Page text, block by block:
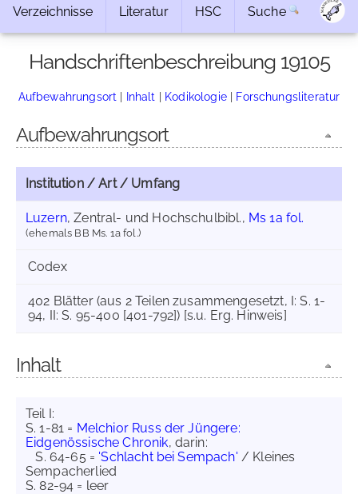
Verzeichnisse Literatur HSC Suche
Handschriftenbeschreibung 19105
Aufbewahrungsort | Inhalt | Kodikologie| Forschungsliteratur
Aufbewahrungsort
Institution / Art / Umfang
Luzern, Zentral- und Hochschulbibl., Ms 1a fol.
(ehemals BB Ms. 1a fol.)
Codex
402 Blätter (aus 2 Teilen zusammengesetzt, I: S. 1-
94, II: S. 95-400 [401-792]) [s.u. Erg. Hinweis]
Inhalt
Teil I:
S. 1-81 = Melchior Russ der Jüngere:
Eidgenössische Chronik, darin:
S. 64-65 = 'Schlacht bei Sempach' / Kleines
Sempacherlied
S. 82-94 = leer